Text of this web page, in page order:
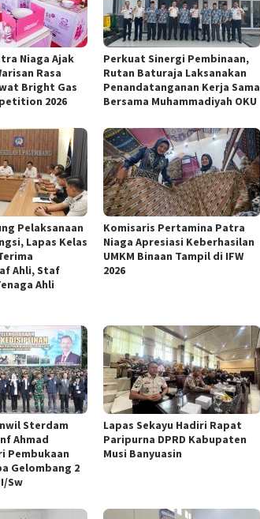
Niaga Ajak
Rasa
Bright Gas
2026
Perkuat Sinergi Pembinaan,
Rutan Baturaja Laksanakan
Penandatanganan Kerja Sama
Bersama Muhammadiyah OKU
Pelaksanaan
Lapas Kelas
Ahli, Staf
Ahli
Komisaris Pertamina Patra
Niaga Apresiasi Keberhasilan
UMKM Binaan Tampil di IFW
2026
Sterdam
Ahmad
Pembukaan
Gelombang 2
Sw
Lapas Sekayu Hadiri Rapat
Paripurna DPRD Kabupaten
Musi Banyuasin